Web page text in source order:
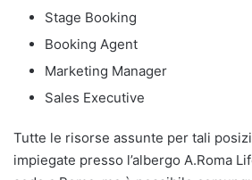
Stage Booking
Booking Agent
Marketing Manager
Sales Executive
Tutte le risorse assunte per tali
impiegate presso l’albergo A.Roma